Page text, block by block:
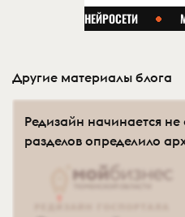
Другие материалы блога
Редизайн начинается не
разделов определило